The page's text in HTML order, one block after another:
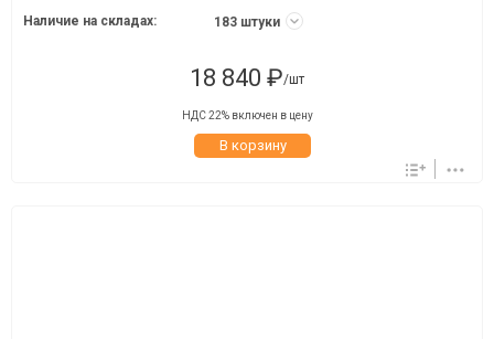
Наличие на складах:
183 штуки
18 840 ₽/шт
НДС 22% включен в цену
В корзину